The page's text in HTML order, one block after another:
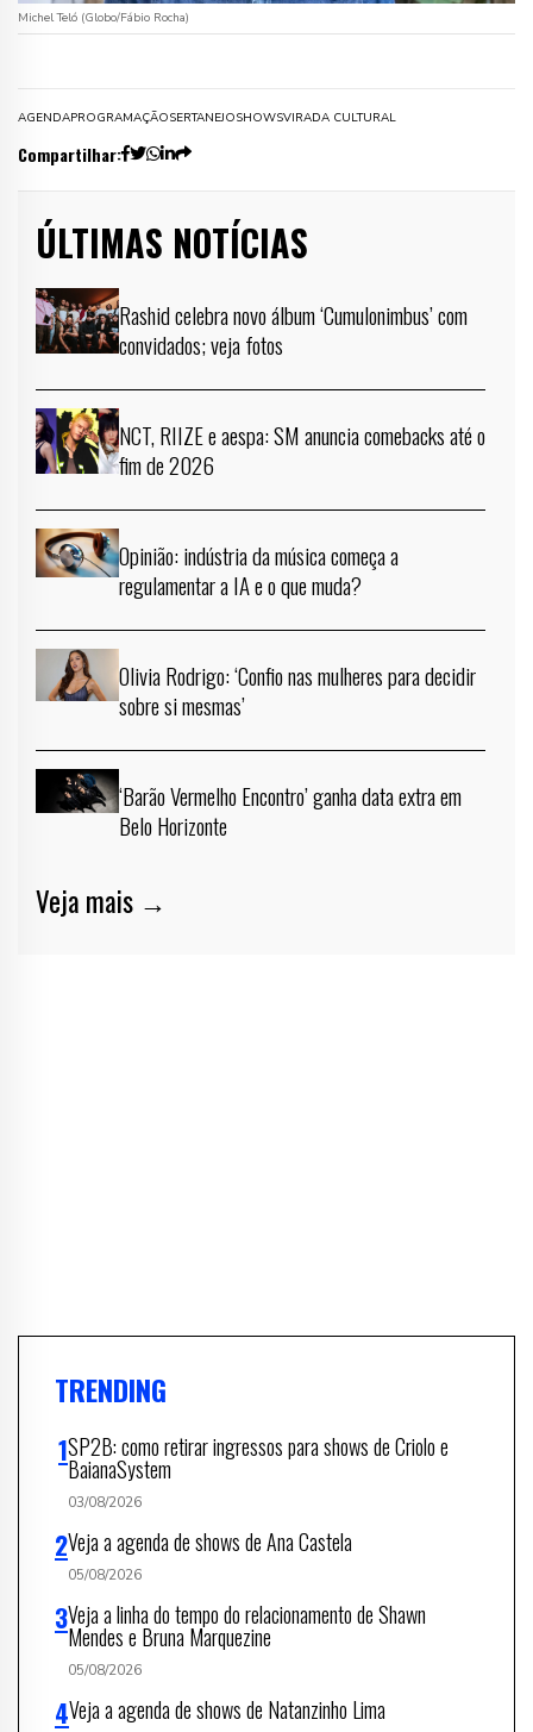
Michel Teló (Globo/Fábio Rocha)
AGENDAPROGRAMAÇÃOSERTANEJOSHOWSVIRADA CULTURAL
Compartilhar:
ÚLTIMAS NOTÍCIAS
Rashid celebra novo álbum ‘Cumulonimbus’ com
convidados; veja fotos
NCT, RIIZE e aespa: SM anuncia comebacks até o
fim de 2026
Opinião: indústria da música começa a
regulamentar a IA e o que muda?
Olivia Rodrigo: ‘Confio nas mulheres para decidir
sobre si mesmas’
‘Barão Vermelho Encontro’ ganha data extra em
Belo Horizonte
Veja mais →
TRENDING
SP2B: como retirar ingressos para shows de Criolo e
BaianaSystem
03/08/2026
Veja a agenda de shows de Ana Castela
05/08/2026
Veja a linha do tempo do relacionamento de Shawn
Mendes e Bruna Marquezine
05/08/2026
Veja a agenda de shows de Natanzinho Lima